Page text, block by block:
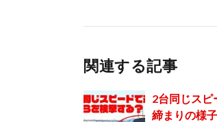
関連する記事
2台同じスピ
締まりの様